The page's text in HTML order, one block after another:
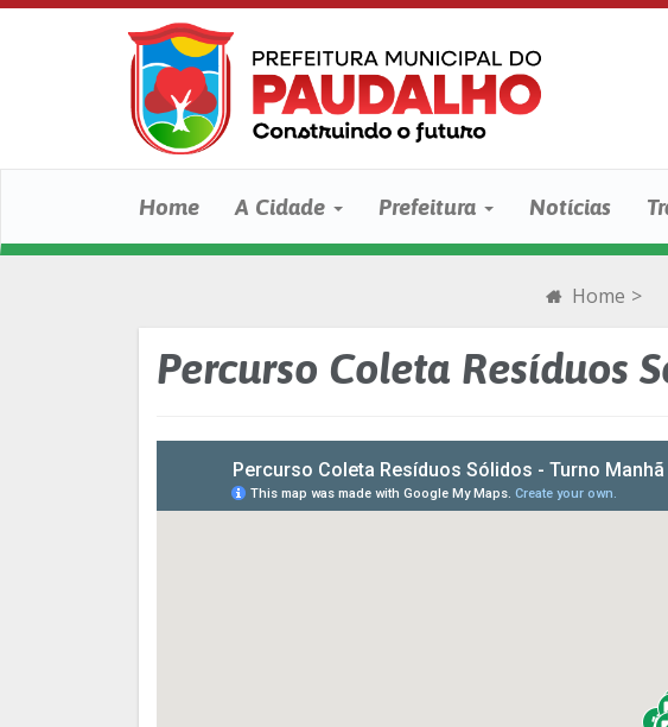
Home A Cidade Prefeitura Notícias
Home >
Percurso Coleta Resíduos